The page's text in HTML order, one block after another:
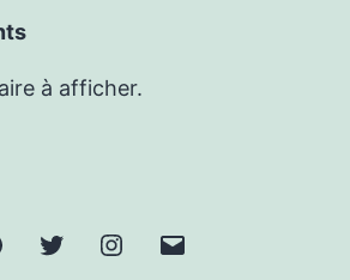
à afficher.
FacebookTwitter Instagram